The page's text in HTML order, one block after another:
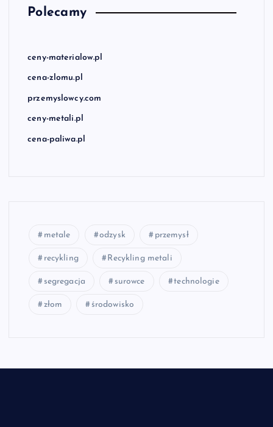
Polecamy
ceny-materialow.pl
cena-zlomu.pl
przemyslowcy.com
ceny-metali.pl
cena-paliwa.pl
metale odzysk przemysł
recykling Recykling metali
segregacja surowce technologie
złom środowisko